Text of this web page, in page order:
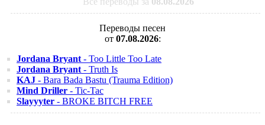
Переводы песен
от 07.08.2026:
Jordana Bryant - Too Little Too Late
Jordana Bryant - Truth Is
KAJ - Bara Bada Bastu (Trauma Edition)
Mind Driller - Tic-Tac
Slayyyter - BROKE BITCH FREE